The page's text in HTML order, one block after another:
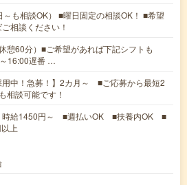
も相談OK） ■曜日固定の相談OK！ ■希望
相談ください！
憩60分）■ご希望があれば下記シフトも
16:00遅番 …
用中！急募！】2カ月～ ■ご応募から最短2
相談可能です！
時給1450円～ ■週払いOK ■扶養内OK ■
上